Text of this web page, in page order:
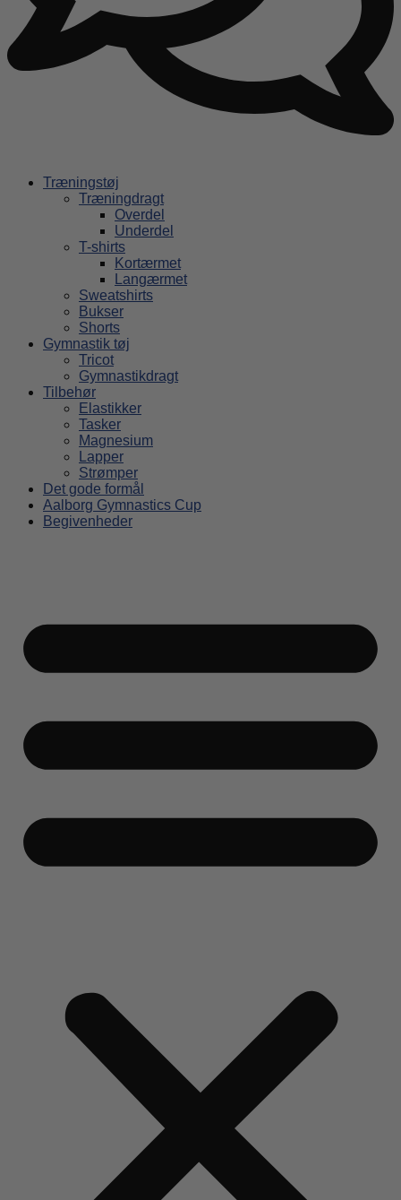
Træningstøj
Træningdragt
Overdel
Underdel
T-shirts
Kortærmet
Langærmet
Sweatshirts
Bukser
Shorts
Gymnastik tøj
Tricot
Gymnastikdragt
Tilbehør
Elastikker
Tasker
Magnesium
Lapper
Strømper
Det gode formål
Aalborg Gymnastics Cup
Begivenheder